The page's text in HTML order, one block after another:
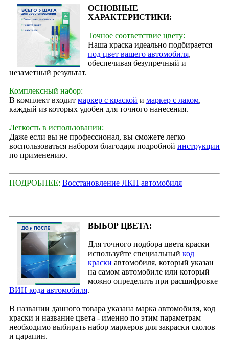
ОСНОВНЫЕ
ХАРАКТЕРИСТИКИ:
Точное соответствие цвету:
Наша краска идеально подбирается
под цвет вашего автомобиля,
обеспечивая безупречный и
незаметный результат.
Комплексный набор:
В комплект входит маркер с краской и маркер с лаком,
каждый из которых удобен для точного нанесения.
Легкость в использовании:
Даже если вы не профессионал, вы сможете легко
воспользоваться набором благодаря подробной инструкции
по применению.
ПОДРОБНЕЕ: Восстановление ЛКП автомобиля
ВЫБОР ЦВЕТА:
Для точного подбора цвета краски
используйте специальный код
краски автомобиля, который указан
на самом автомобиле или который
можно определить при расшифровке
ВИН кода автомобиля.
В названии данного товара указана марка автомобиля, код
краски и название цвета - именно по этим параметрам
необходимо выбирать набор маркеров для закраски сколов
и царапин.